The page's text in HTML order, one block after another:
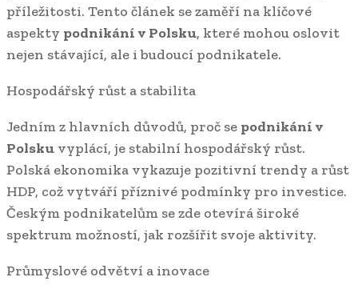
příležitosti. Tento článek se zaměří na klíčové
aspekty podnikání v Polsku, které mohou oslovit
nejen stávající, ale i budoucí podnikatele.
Hospodářský růst a stabilita
Jedním z hlavních důvodů, proč se podnikání v
Polsku vyplácí, je stabilní hospodářský růst.
Polská ekonomika vykazuje pozitivní trendy a růst
HDP, což vytváří příznivé podmínky pro investice.
Českým podnikatelům se zde otevírá široké
spektrum možností, jak rozšířit svoje aktivity.
Průmyslové odvětví a inovace